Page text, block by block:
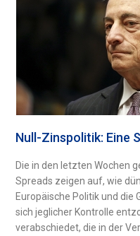
Null-Zinspolitik: Eine
Die in den letzten Wochen
Spreads zeigen auf, wie
Europäische Politik und die
sich jeglicher Kontrolle
verabschiedet, die in der